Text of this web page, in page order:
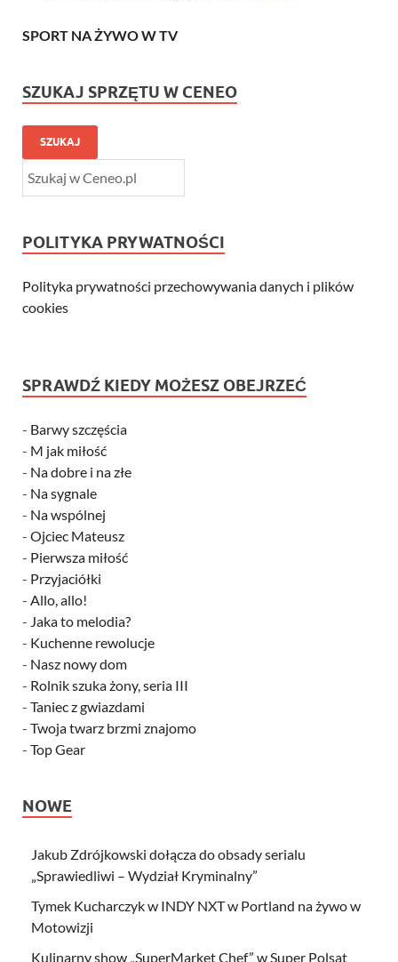
SPORT NA ŻYWO W TV
SZUKAJ SPRZĘTU W CENEO
SZUKAJ
POLITYKA PRYWATNOŚCI
Polityka prywatności przechowywania danych i plików
cookies
SPRAWDŹ KIEDY MOŻESZ OBEJRZEĆ
- Barwy szczęścia
- M jak miłość
- Na dobre i na złe
- Na sygnale
- Na wspólnej
- Ojciec Mateusz
- Pierwsza miłość
- Przyjaciółki
- Allo, allo!
- Jaka to melodia?
- Kuchenne rewolucje
- Nasz nowy dom
- Rolnik szuka żony, seria III
- Taniec z gwiazdami
- Twoja twarz brzmi znajomo
- Top Gear
NOWE
Jakub Zdrójkowski dołącza do obsady serialu
„Sprawiedliwi – Wydział Kryminalny”
Tymek Kucharczyk w INDY NXT w Portland na żywo w
Motowizji
Kulinarny show „SuperMarket Chef” w Super Polsat